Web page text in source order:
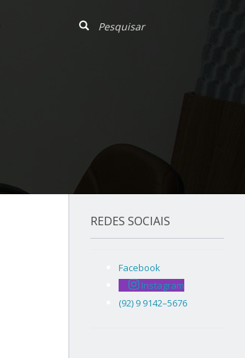
REDES SOCIAIS
Facebook
Instagram
(92) 9 9142–5676